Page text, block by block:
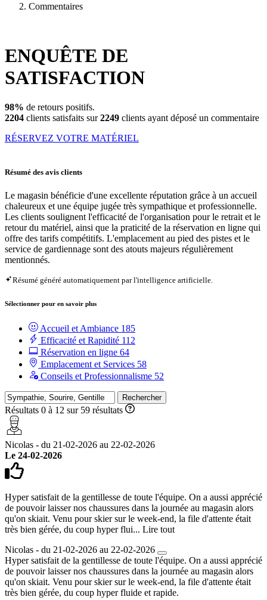
Commentaires
ENQUÊTE DE
SATISFACTION
98% de retours positifs.
2204 clients satisfaits sur2249 clients ayant déposé un commentaire
RÉSERVEZ VOTRE MATÉRIEL
Résumé des avis clients
Le magasin bénéficie d'une excellente réputation grâce à un accueil
chaleureux et une équipe jugée très sympathique et professionnelle.
Les clients soulignent l'efficacité de l'organisation pour le retrait et le
retour du matériel, ainsi que la praticité de la réservation en ligne qui
offre des tarifs compétitifs. L'emplacement au pied des pistes et le
service de gardiennage sont des atouts majeurs régulièrement
mentionnés.
Résumé généré automatiquement par l'intelligence artificielle.
Sélectionner pour en savoir plus
Accueil et Ambiance 185
Efficacité et Rapidité 112
Réservation en ligne 64
Emplacement et Services 58
Conseils et Professionnalisme 52
Rechercher
Résultats 0 à 12 sur 59 résultats
Nicolas - du 21-02-2026 au 22-02-2026
Le 24-02-2026
Hyper satisfait de la gentillesse de toute l'équipe. On a aussi apprécié
de pouvoir laisser nos chaussures dans la journée au magasin alors
qu'on skiait. Venu pour skier sur le week-end, la file d'attente était
très bien gérée, du coup hyper flui... Lire tout
Nicolas - du 21-02-2026 au 22-02-2026
Hyper satisfait de la gentillesse de toute l'équipe. On a aussi apprécié
de pouvoir laisser nos chaussures dans la journée au magasin alors
qu'on skiait. Venu pour skier sur le week-end, la file d'attente était
très bien gérée, du coup hyper fluide et rapide.